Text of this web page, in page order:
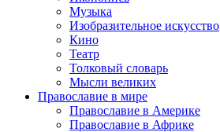
Музыка
Изобразительное искусство
Кино
Театр
Толковый словарь
Мысли великих
Православие в мире
Православие в Америке
Православие в Африке